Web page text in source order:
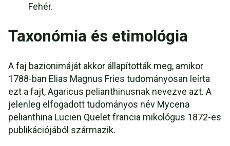
Fehér.
Taxonómia és etimológia
A faj bazionimáját akkor állapították meg, amikor
1788-ban Elias Magnus Fries tudományosan leírta
ezt a fajt, Agaricus pelianthinusnak nevezve azt. A
jelenleg elfogadott tudományos név Mycena
pelianthina Lucien Quelet francia mikológus 1872-es
publikációjából származik.